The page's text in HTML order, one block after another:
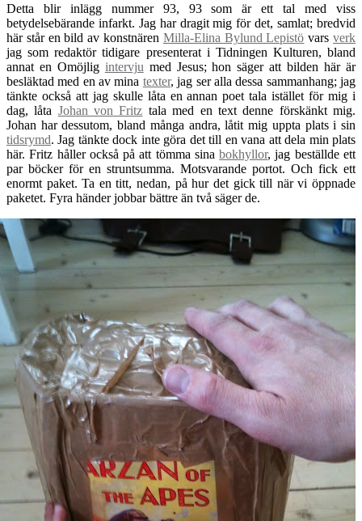
Detta blir inlägg nummer 93, 93 som är ett tal med viss
betydelsebärande infarkt. Jag har dragit mig för det, samlat; bredvid
här står en bild av konstnären Milla-Elina Bylund Lepistö varsverk
jag som redaktör tidigare presenterat i Tidningen Kulturen, bland
annat en Omöjlig intervju med Jesus; hon säger att bilden här är
besläktad med en av mina texter, jag ser alla dessa sammanhang; jag
tänkte också att jag skulle låta en annan poet tala istället för mig i
dag, låta Johan von Fritz tala med en text denne förskänkt mig.
Johan har dessutom, bland många andra, låtit mig uppta plats i sin
tidsrymd. Jag tänkte dock inte göra det till en vana att dela min plats
här. Fritz håller också på att tömma sinabokhyllor, jag beställde ett
par böcker för en struntsumma. Motsvarande portot. Och fick ett
enormt paket. Ta en titt, nedan, på hur det gick till när vi öppnade
paketet. Fyra händer jobbar bättre än två säger de.